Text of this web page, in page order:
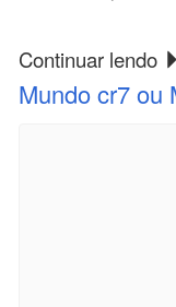
Continuar lendo
Mundo cr7 ou